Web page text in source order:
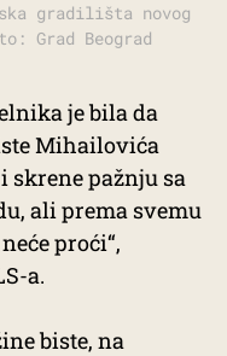
gradilišta novog
Grad Beograd
je bila da
Mihailovića
pažnju sa
ali prema svemu
proći“,
a.
biste, na